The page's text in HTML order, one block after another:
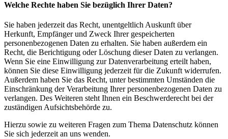
Welche Rechte haben Sie bezüglich Ihrer Daten?
Sie haben jederzeit das Recht, unentgeltlich Auskunft über
Herkunft, Empfänger und Zweck Ihrer gespeicherten
personenbezogenen Daten zu erhalten. Sie haben außerdem ein
Recht, die Berichtigung oder Löschung dieser Daten zu verlangen.
Wenn Sie eine Einwilligung zur Datenverarbeitung erteilt haben,
können Sie diese Einwilligung jederzeit für die Zukunft widerrufen.
Außerdem haben Sie das Recht, unter bestimmten Umständen die
Einschränkung der Verarbeitung Ihrer personenbezogenen Daten zu
verlangen. Des Weiteren steht Ihnen ein Beschwerderecht bei der
zuständigen Aufsichtsbehörde zu.
Hierzu sowie zu weiteren Fragen zum Thema Datenschutz können
Sie sich jederzeit an uns wenden.